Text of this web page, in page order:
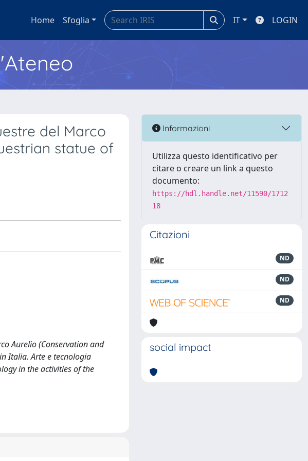
Home Sfoglia IT LOGIN
del Marco
statue of
Aurelio (Conservation and
Italia. Arte e tecnologia
in the activities of the
Informazioni
Utilizza questo identificativo per
citare o creare un link a questo
documento:
https://hdl.handle.net/11590/1712
18
Citazioni
ND
ND
ND
social impact